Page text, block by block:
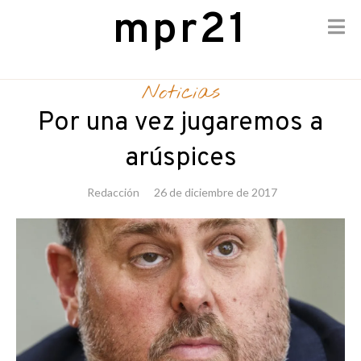
content
mpr21
Noticias
Por una vez jugaremos a
arúspices
Redacción 26 de diciembre de 2017